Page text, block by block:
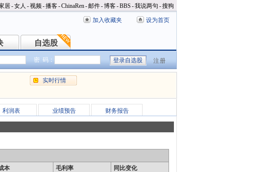
居-女人 -视频-播客-ChinaRen-邮件-博客-BBS -我说两句 -搜狗
加入收藏夹 设为首页
自选股
自选股
密 码： 注册
实时行情
利润表 业绩预告 财务报告
本 毛利率
同比变化